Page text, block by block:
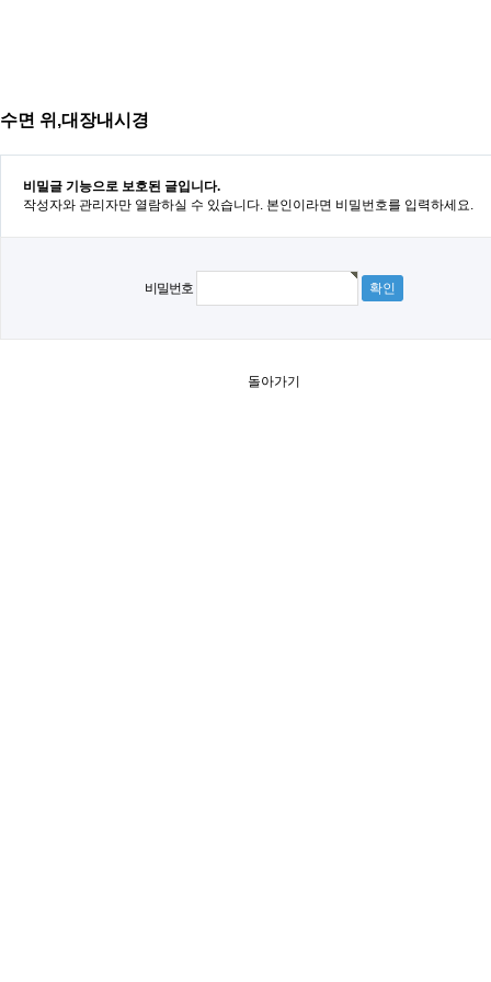
수면 위,대장내시경
비밀글 기능으로 보호된 글입니다.
작성자와 관리자만 열람하실 수 있습니다. 본인이라면 비밀번호를 입력하세요.
비밀번호
돌아가기